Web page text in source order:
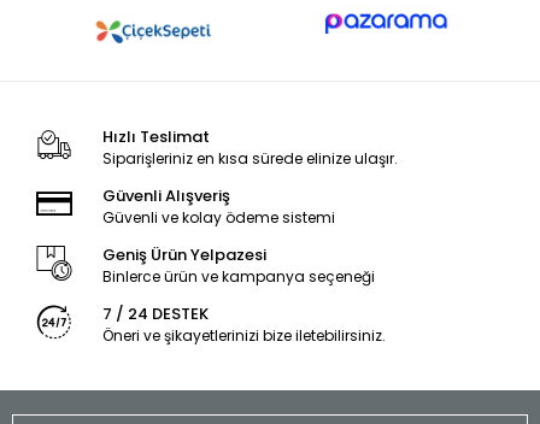
Hızlı Teslimat
Siparişleriniz en kısa sürede elinize ulaşır.
Güvenli Alışveriş
Güvenli ve kolay ödeme sistemi
Geniş Ürün Yelpazesi
Binlerce ürün ve kampanya seçeneği
7 / 24 DESTEK
Öneri ve şikayetlerinizi bize iletebilirsiniz.